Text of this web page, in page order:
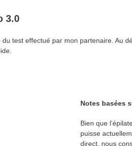
3.0
test effectué par mon partenaire. Au
Notes basées
Bien que
puisse
direct, nous